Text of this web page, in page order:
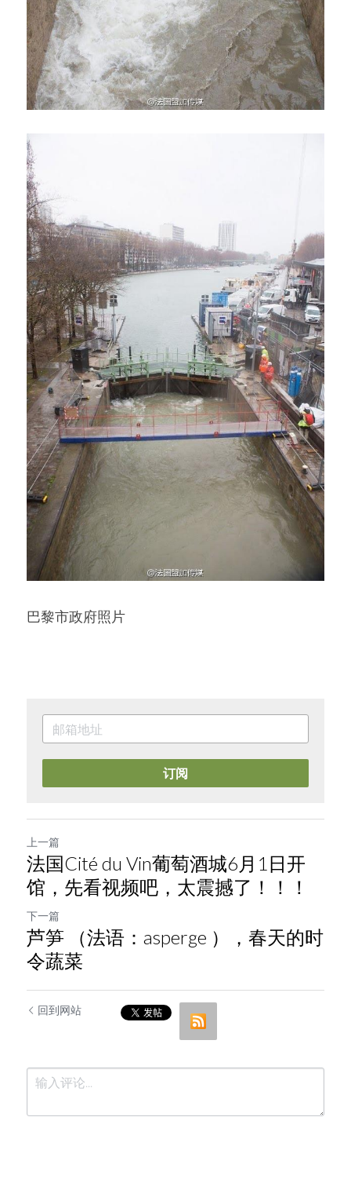
巴黎市政府照片
订阅
上一篇
法国Cité du Vin葡萄酒城6月1日开
馆，先看视频吧，太震撼了！！！
下一篇
芦笋 （法语：asperge ），春天的时
令蔬菜
回到网站